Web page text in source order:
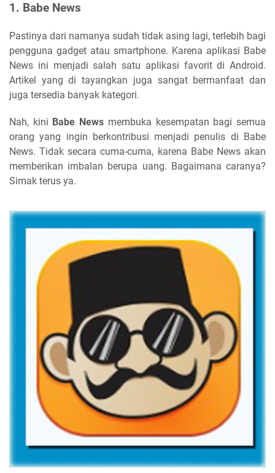
1. Babe News
Pastinya dari namanya sudah tidak asing lagi, terlebih bagi
pengguna gadget atau smartphone. Karena aplikasi Babe
News ini menjadi salah satu aplikasi favorit di Android.
Artikel yang di tayangkan juga sangat bermanfaat dan
juga tersedia banyak kategori.
Nah, kini Babe News membuka kesempatan bagi semua
orang yang ingin berkontribusi menjadi penulis di Babe
News. Tidak secara cuma-cuma, karena Babe News akan
memberikan imbalan berupa uang. Bagaimana caranya?
Simak terus ya.